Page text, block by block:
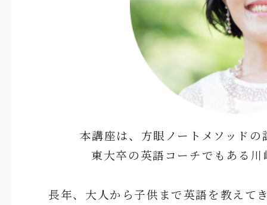
本講座は、方眼ノートメソッド
東大卒の英語コーチでもある
長年、大人から子供まで英語を教えて